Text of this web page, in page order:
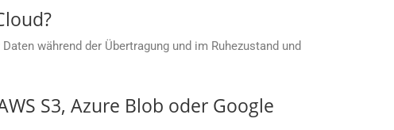
während der Übertragung und im Ruhezustand und
S3, Azure Blob oder Google